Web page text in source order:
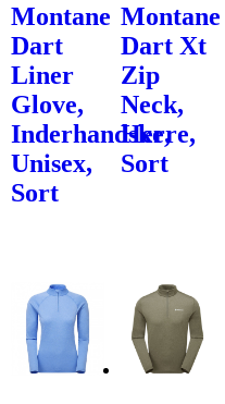
Montane
Dart
Liner
Glove,
Inderhandske,
Unisex,
Sort
Montane
Dart Xt
Zip
Neck,
Herre,
Sort